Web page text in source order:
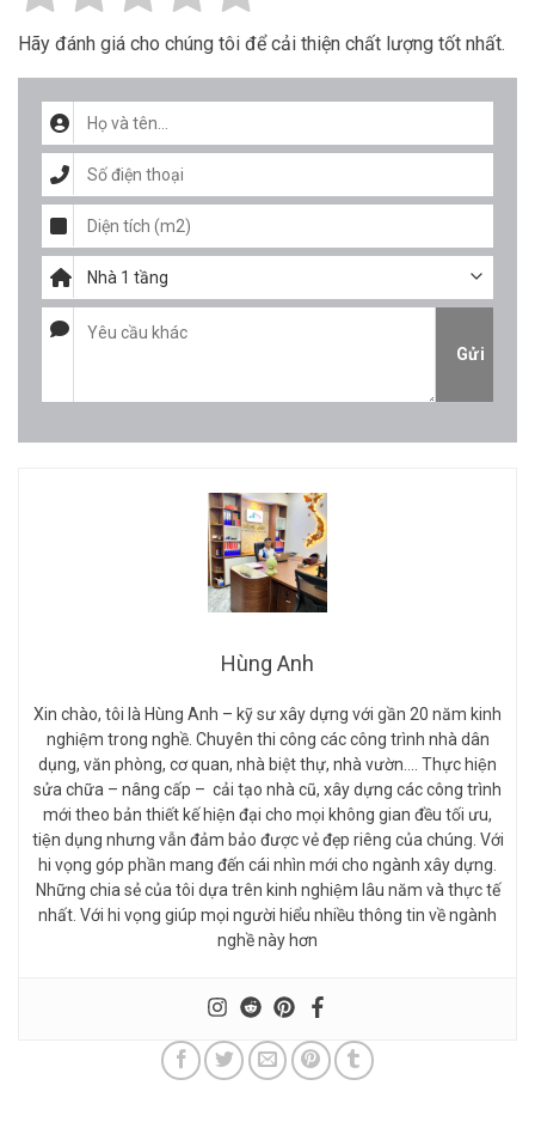
Hãy đánh giá cho chúng tôi để cải thiện chất lượng tốt nhất.
Hùng Anh
Xin chào, tôi là Hùng Anh – kỹ sư xây dựng với gần 20 năm kinh
nghiệm trong nghề. Chuyên thi công các công trình nhà dân
dụng, văn phòng, cơ quan, nhà biệt thự, nhà vườn…. Thực hiện
sửa chữa – nâng cấp – cải tạo nhà cũ, xây dựng các công trình
mới theo bản thiết kế hiện đại cho mọi không gian đều tối ưu,
tiện dụng nhưng vẫn đảm bảo được vẻ đẹp riêng của chúng. Với
hi vọng góp phần mang đến cái nhìn mới cho ngành xây dựng.
Những chia sẻ của tôi dựa trên kinh nghiệm lâu năm và thực tế
nhất. Với hi vọng giúp mọi người hiểu nhiều thông tin về ngành
nghề này hơn